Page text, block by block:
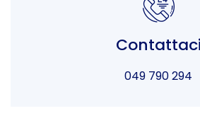
Contattaci
049 790 294